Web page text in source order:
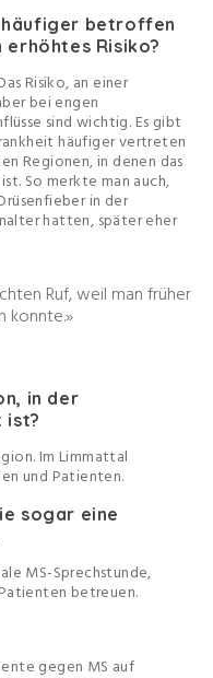
häufiger betroffen
erhöhtes Risiko?
Risiko, an einer
bei engen
sind wichtig. Es gibt
häufiger vertreten
Regionen, in denen das
So merkte man auch,
in der
hatten, später eher
Ruf, weil man früher
konnte.»
in der
ist?
Im Limmattal
und Patienten.
sogar eine
MS-Sprechstunde,
betreuen.
gegen MS auf